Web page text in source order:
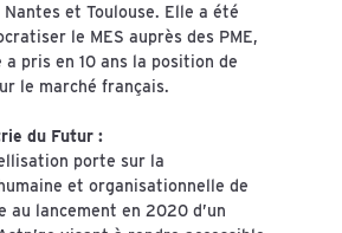
et Toulouse. Elle a été
le MES auprès des PME,
pris en 10 ans la position de
le marché français.
du Futur :
porte sur la
et organisationnelle de
au lancement en 2020 d’un